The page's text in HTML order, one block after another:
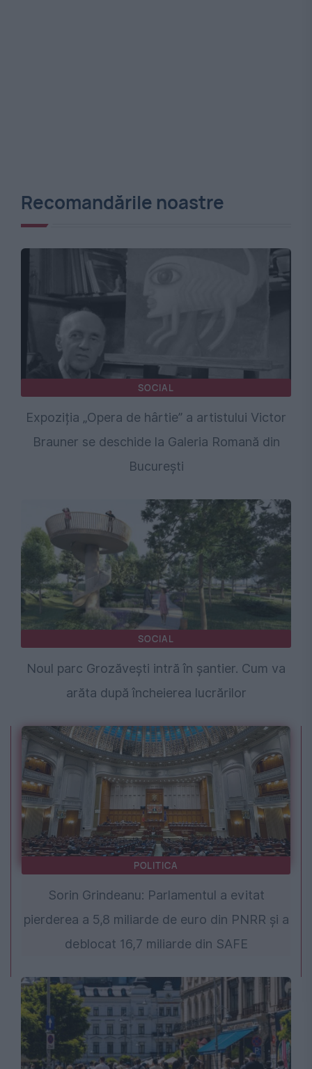
Recomandările noastre
SOCIAL
Expoziția „Opera de hârtie” a artistului Victor
Brauner se deschide la Galeria Romană din
București
SOCIAL
Noul parc Grozăvești intră în șantier. Cum va
arăta după încheierea lucrărilor
POLITICA
Sorin Grindeanu: Parlamentul a evitat
pierderea a 5,8 miliarde de euro din PNRR și a
deblocat 16,7 miliarde din SAFE